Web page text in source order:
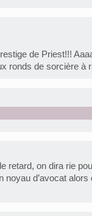
de Priest!!!
ronds de sorcière à
retard, on dira rie
noyau d’avocat